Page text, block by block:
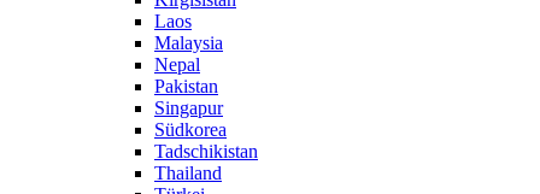
Laos
Malaysia
Nepal
Pakistan
Singapur
Südkorea
Tadschikistan
Thailand